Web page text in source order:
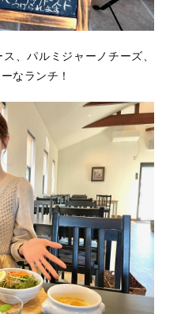
、パルミジャーノチーズ、
なランチ！